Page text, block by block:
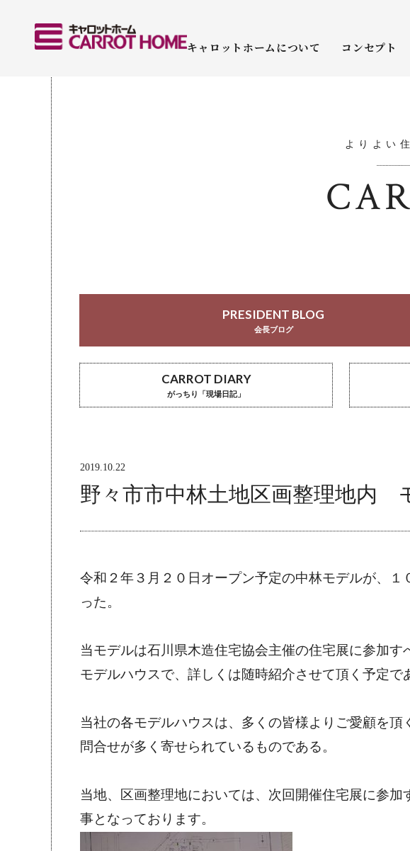
キャロットホームについて コンセプト
よりよい
PRESIDENT BLOG
会長ブログ
CARROT DIARY
がっちり「現場日記」
2019.10.22
野々市市中林土地区画整理地内
令和２年３月２０日オープン予定の中林モデルが、
った。
当モデルは石川県木造住宅協会主催の住宅展に参加
モデルハウスで、詳しくは随時紹介させて頂く予定で
当社の各モデルハウスは、多くの皆様よりご愛顧を
問合せが多く寄せられているものである。
当地、区画整理地においては、次回開催住宅展に参
事となっております。